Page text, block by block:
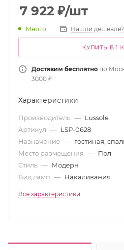
7 922 ₽/шт
Много Нашли дешевле?
КУПИТЬ В 1
Доставим бесплатно по
3000 ₽
Характеристики
Производитель — Lussole
Артикул — LSP-0628
Назначение — гостиная,
Место размещения — Пол
Стиль — Модерн
Вид ламп — Накаливания
Все характеристики